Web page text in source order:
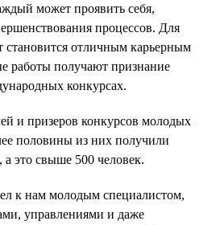
может проявить себя,
процессов. Для
становится отличным карьерным
работы получают признание
конкурсах.
и призеров конкурсов молодых
половины из них получили
это свыше 500 человек.
к нам молодым специалистом,
управлениями и даже